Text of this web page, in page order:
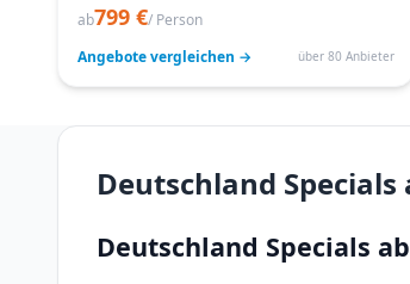
ab799 €/ Person
Angebote vergleichen →
über 80 Anbieter
Deutschland
Deutschland Specials